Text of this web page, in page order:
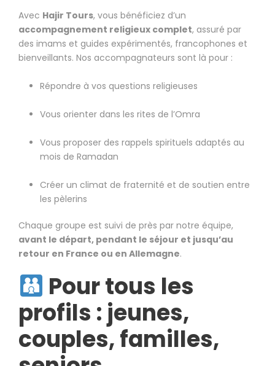
Avec Hajir Tours, vous bénéficiez d’un
accompagnement religieux complet, assuré par
des imams et guides expérimentés, francophones et
bienveillants. Nos accompagnateurs sont là pour :
Répondre à vos questions religieuses
Vous orienter dans les rites de l’Omra
Vous proposer des rappels spirituels adaptés au
mois de Ramadan
Créer un climat de fraternité et de soutien entre
les pèlerins
Chaque groupe est suivi de près par notre équipe,
avant le départ, pendant le séjour et jusqu’au
retour en France ou en Allemagne.
Pour tous les
profils : jeunes,
couples, familles,